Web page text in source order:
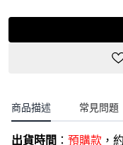
商品描述 常見問題
出貨時間 ： 預購款 ，